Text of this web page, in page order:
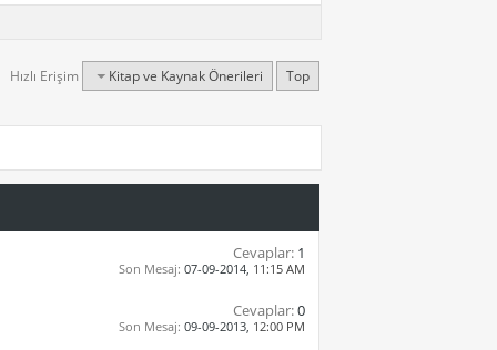
Hızlı Erişim Kitap ve Kaynak Önerileri Top
Cevaplar: 1
Son Mesaj: 07-09-2014, 11:15 AM
Cevaplar:0
Son Mesaj: 09-09-2013, 12:00 PM